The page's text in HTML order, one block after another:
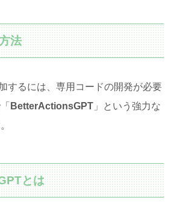
法
するには、専用コードの開発が必要
BetterActionsGPT 」という強力な
とは